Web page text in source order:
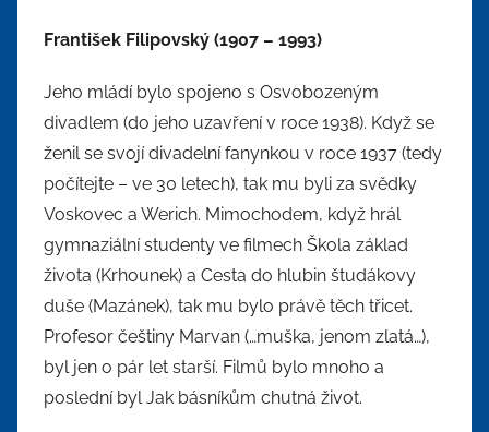
František Filipovský (1907 – 1993)
Jeho mládí bylo spojeno s Osvobozeným
divadlem (do jeho uzavření v roce 1938). Když se
ženil se svojí divadelní fanynkou v roce 1937 (tedy
počítejte – ve 30 letech), tak mu byli za svědky
Voskovec a Werich. Mimochodem, když hrál
gymnaziální studenty ve filmech Škola základ
života (Krhounek) a Cesta do hlubin študákovy
duše (Mazánek), tak mu bylo právě těch třicet.
Profesor češtiny Marvan (…muška, jenom zlatá…),
byl jen o pár let starší. Filmů bylo mnoho a
poslední byl Jak básníkům chutná život.